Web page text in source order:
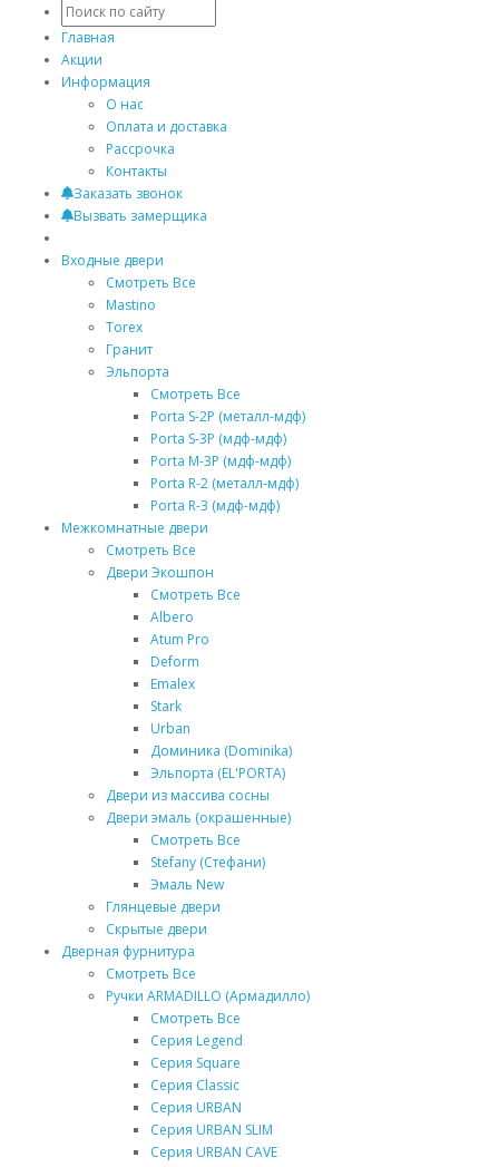
Главная
Акции
Информация
О нас
Оплата и доставка
Рассрочка
Контакты
Заказать звонок
Вызвать замерщика
Входные двери
Смотреть Все
Mastino
Torex
Гранит
Эльпорта
Смотреть Все
Porta S-2P (металл-мдф)
Porta S-3P (мдф-мдф)
Porta M-3P (мдф-мдф)
Porta R-2 (металл-мдф)
Porta R-3 (мдф-мдф)
Межкомнатные двери
Смотреть Все
Двери Экошпон
Смотреть Все
Albero
Atum Pro
Deform
Emalex
Stark
Urban
Доминика (Dominika)
Эльпорта (EL'PORTA)
Двери из массива сосны
Двери эмаль (окрашенные)
Смотреть Все
Stefany (Стефани)
Эмаль New
Глянцевые двери
Скрытые двери
Дверная фурнитура
Смотреть Все
Ручки ARMADILLO (Армадилло)
Смотреть Все
Серия Legend
Серия Square
Серия Classic
Серия URBAN
Серия URBAN SLIM
Серия URBAN CAVE